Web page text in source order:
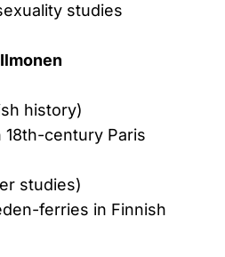
studies
history)
18th-century Paris
studies)
ferries in Finnish